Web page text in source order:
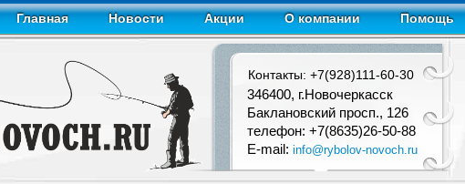
Главная Новости Акции О компании Помощь
Контакты: +7(928)111-60-30
346400, г.Новочеркасск
Баклановский просп., 126
телефон: +7(8635)26-50-88
E-mail: info@rybolov-novoch.ru